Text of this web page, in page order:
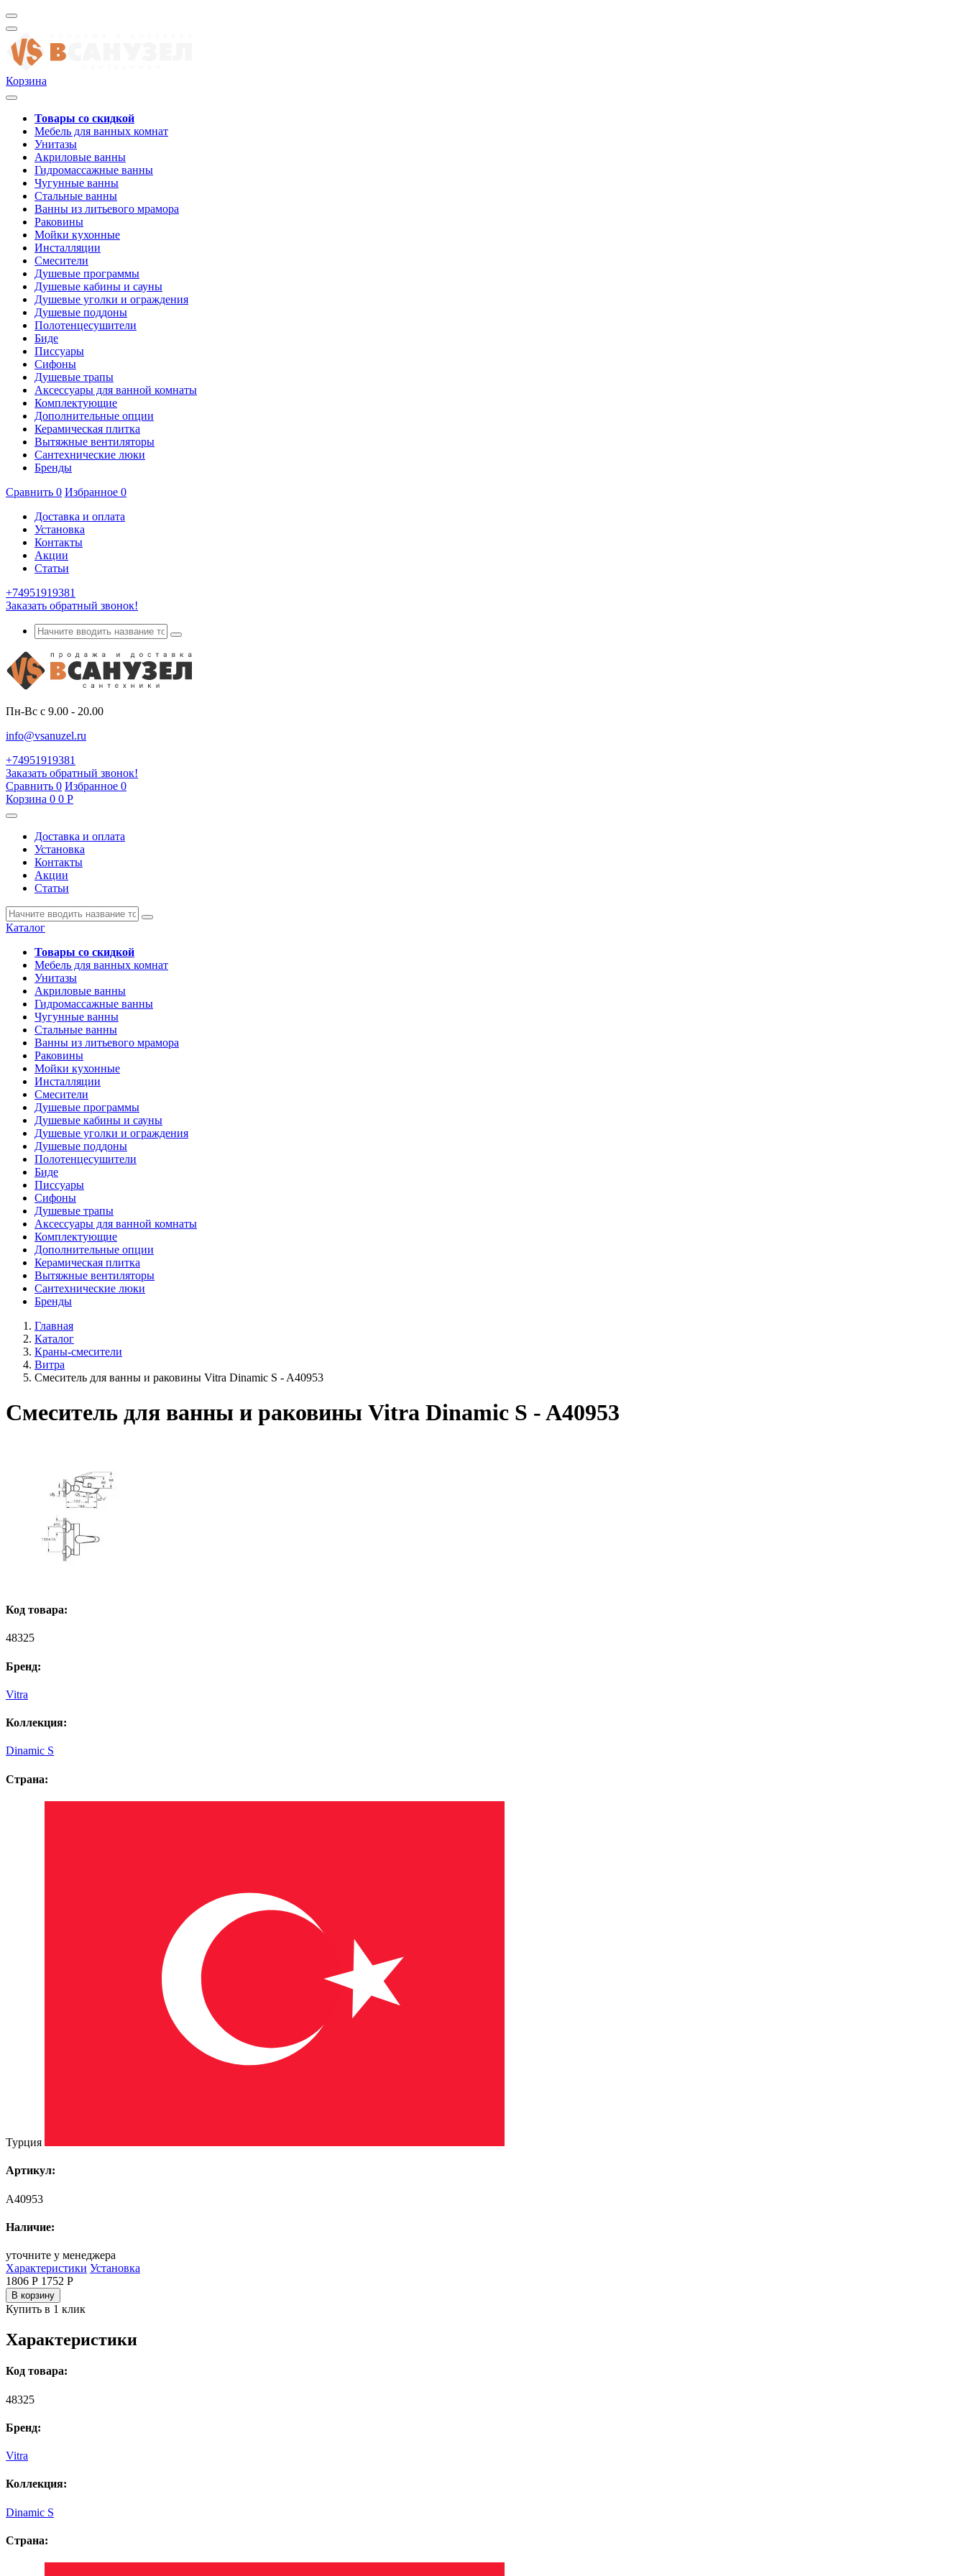
Корзина
Товары со скидкой
Мебель для ванных комнат
Унитазы
Акриловые ванны
Гидромассажные ванны
Чугунные ванны
Стальные ванны
Ванны из литьевого мрамора
Раковины
Мойки кухонные
Инсталляции
Смесители
Душевые программы
Душевые кабины и сауны
Душевые уголки и ограждения
Душевые поддоны
Полотенцесушители
Биде
Писсуары
Сифоны
Душевые трапы
Аксессуары для ванной комнаты
Комплектующие
Дополнительные опции
Керамическая плитка
Вытяжные вентиляторы
Сантехнические люки
Бренды
Сравнить 0 Избранное 0
Доставка и оплата
Установка
Контакты
Акции
Статьи
+74951919381
Заказать обратный звонок!
Пн-Вс с 9.00 - 20.00
info@vsanuzel.ru
+74951919381
Заказать обратный звонок!
Сравнить 0 Избранное 0
Корзина 0 0 Р
Доставка и оплата
Установка
Контакты
Акции
Статьи
Каталог
Товары со скидкой
Мебель для ванных комнат
Унитазы
Акриловые ванны
Гидромассажные ванны
Чугунные ванны
Стальные ванны
Ванны из литьевого мрамора
Раковины
Мойки кухонные
Инсталляции
Смесители
Душевые программы
Душевые кабины и сауны
Душевые уголки и ограждения
Душевые поддоны
Полотенцесушители
Биде
Писсуары
Сифоны
Душевые трапы
Аксессуары для ванной комнаты
Комплектующие
Дополнительные опции
Керамическая плитка
Вытяжные вентиляторы
Сантехнические люки
Бренды
Главная
Каталог
Краны-смесители
Витра
Смеситель для ванны и раковины Vitra Dinamic S - A40953
Смеситель для ванны и раковины Vitra Dinamic S - A40953
Код товара:
48325
Бренд:
Vitra
Коллекция:
Dinamic S
Страна:
Турция
Артикул:
A40953
Наличие:
уточните у менеджера
Характеристики Установка
1806 Р 1752 Р
В корзину
Купить в 1 клик
Характеристики
Код товара:
48325
Бренд:
Vitra
Коллекция:
Dinamic S
Страна: